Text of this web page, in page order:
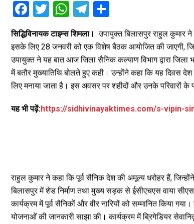
F
a
ce
b
o
o
k
T
tt
er
W
h
at
s
A
p
p
T
e
gr
a
m
ar
e
सिद्धिविनायक टाइम्स शिमला। उपायुक्त बिलासपुर राहुल कुमार
इसके लिए 28 जनवरी को एक विशेष बैठक आयोजित की जाएगी,
उपायुक्त ने यह बात आज जिला सैनिक कल्याण विभाग द्वारा जिला
में बतौर मुख्यातिथि बोलते हुए कही। उन्होंने कहा कि यह दिवस
लिए मनाया जाता है। इस अवसर पर शहीदों और उनके परिवारों के
यह भी पढ़ें:https://sidhivinayaktimes.com/s-vipin-
राहुल कुमार ने कहा कि पूर्व सैनिक देश की अमूल्य धरोहर हैं,
बिलासपुर में शेड निर्माण तथा मुख्य सड़क से ईसीएचएस वाया
कार्यक्रम में पूर्व सैनिकों और वीर नारियों को सम्मानित किया
योजनाओं की जानकारी साझा की। कार्यक्रम में ब्रिगेडियर